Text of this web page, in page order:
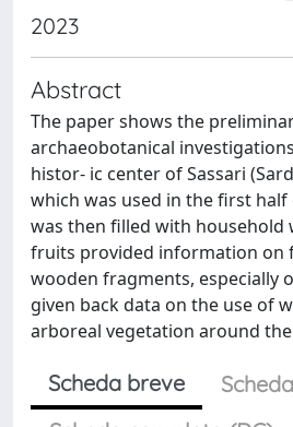
2023
Abstract
The paper shows the
archaeobotanical
histor- ic center of Sassari
which was used in the first
was then filled with household
fruits provided information on
wooden fragments, especially
given back data on the use of
arboreal vegetation around
Scheda breve